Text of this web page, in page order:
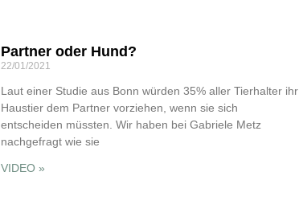
Partner oder Hund?
22/01/2021
Laut einer Studie aus Bonn würden 35% aller Tierhalter ihr
Haustier dem Partner vorziehen, wenn sie sich
entscheiden müssten. Wir haben bei Gabriele Metz
nachgefragt wie sie
VIDEO »